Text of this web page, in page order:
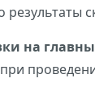
результаты
на